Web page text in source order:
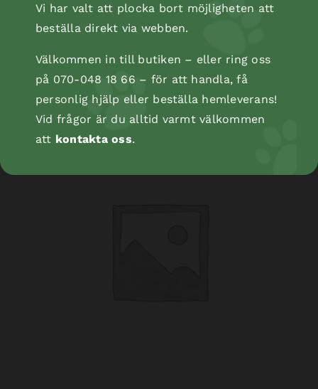
Kopåse
Vi har valt att plocka bort möjligheten att
beställa direkt via webben.
Välkommen in till butiken – eller ring oss
på 070-048 18 66 – för att handla, få
personlig hjälp eller beställa hemleverans!
Vid frågor är du alltid varmt välkommen
att kontakta oss.